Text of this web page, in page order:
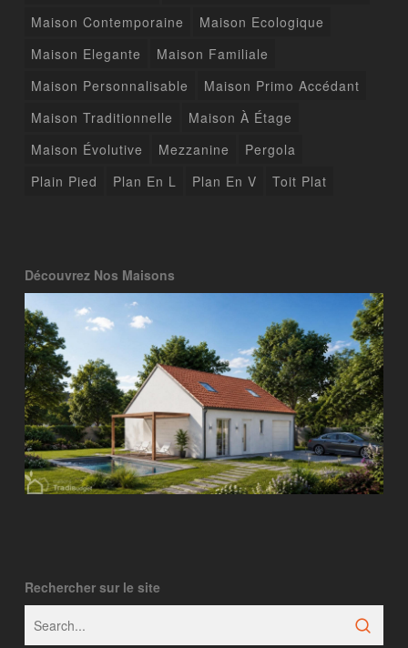
Maison Contemporaine
Maison Ecologique
Maison Elegante
Maison Familiale
Maison Personnalisable
Maison Primo Accédant
Maison Traditionnelle
Maison À Étage
Maison Évolutive
Mezzanine
Pergola
Plain Pied
Plan En L Plan En V Toit Plat
Découvrez Nos Maisons
Rechercher sur le site